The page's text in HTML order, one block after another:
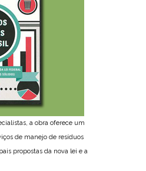
a obra oferece um
de manejo de resíduos
propostas da nova lei e a